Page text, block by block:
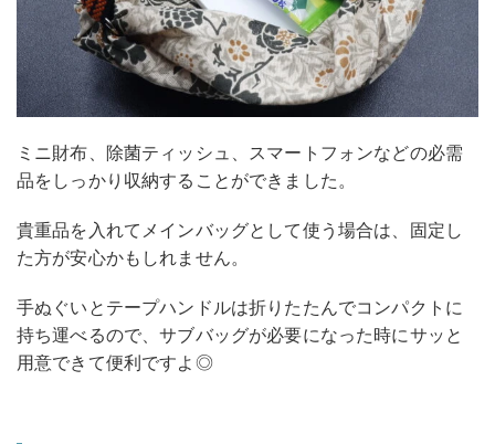
ミニ財布、除菌ティッシュ、スマートフォンなどの必需
品をしっかり収納することができました。
貴重品を入れてメインバッグとして使う場合は、固定し
た方が安心かもしれません。
手ぬぐいとテープハンドルは折りたたんでコンパクトに
持ち運べるので、サブバッグが必要になった時にサッと
用意できて便利ですよ◎